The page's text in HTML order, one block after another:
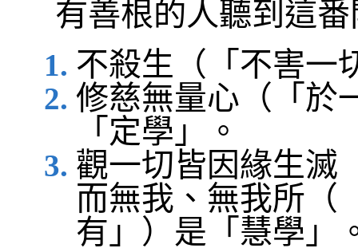
有善根的人聽到這
不殺生（「不害一
修慈無量心（「於
「定學」。
觀一切皆因緣生滅
而無我、無我所（
有」）是「慧學」